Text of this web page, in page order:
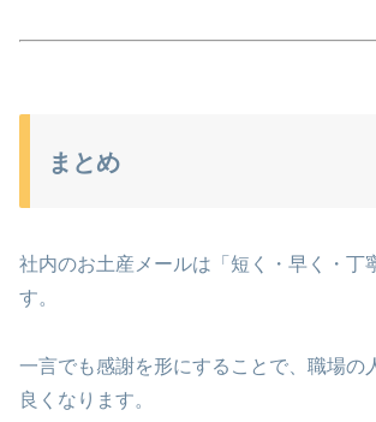
まとめ
社内のお土産メールは「短く・早く・丁
す。
一言でも感謝を形にすることで、職場の
良くなります。